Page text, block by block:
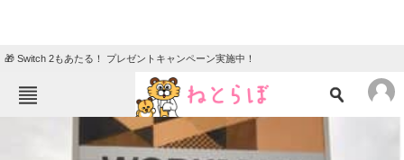
🎁 Switch 2もあたる！ プレゼントキャンペーン実施中！
ねとらぼメニュー
ニュース